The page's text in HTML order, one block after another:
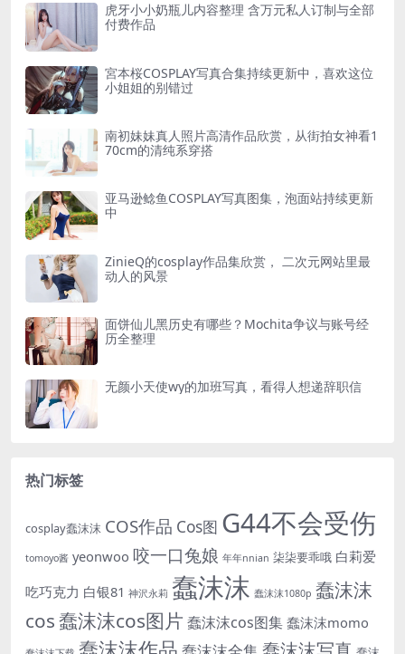
虎牙小小奶瓶儿内容整理 含万元私人订制与全部
付费作品
宮本桜COSPLAY写真合集持续更新中，喜欢这位
小姐姐的别错过
南初妹妹真人照片高清作品欣赏，从街拍女神看1
70cm的清纯系穿搭
亚马逊鲶鱼COSPLAY写真图集，泡面站持续更新
中
ZinieQ的cosplay作品集欣赏， 二次元网站里最
动人的风景
面饼仙儿黑历史有哪些？Mochita争议与账号经
历全整理
无颜小天使wy的加班写真，看得人想递辞职信
热门标签
cosplay蠢沫沫 COS作品 Cos图 G44不会受伤
tomoyo酱 yeonwoo 咬一口兔娘 年年nnian 柒柒要乖哦 白莉爱
吃巧克力 白银81 神沢永莉 蠢沫沫 蠢沫沫1080p 蠢沫沫
cos蠢沫沫cos图片 蠢沫沫cos图集 蠢沫沫momo
蠢沫沫作品